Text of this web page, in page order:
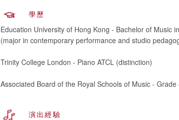
學歷
Education University of Hong Kong - Bachelor of Music
(major in contemporary performance and studio
Trinity College London - Piano ATCL (distinction)
Associated Board of the Royal Schools of Music -
演出經驗